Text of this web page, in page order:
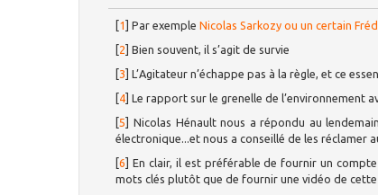
[1]Par exempleNicolas Sarkozy ou un certain
[2]Bien souvent, il s’agit de survie
[3]L’Agitateur n’échappe pas à la règle, et ce
[4]Le rapport sur le grenelle de l’environnement
[5] Nicolas Hénault nous a répondu au
électronique...et nous a conseillé de les réclamer
[6]En clair, il est préférable de fournir un
mots clés plutôt que de fournir une vidéo de